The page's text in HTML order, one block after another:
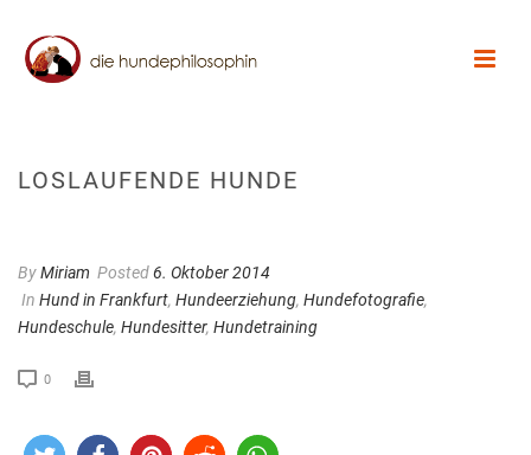
LOSLAUFENDE HUNDE
ByMiriam Posted6. Oktober 2014
In Hund in Frankfurt, Hundeerziehung, Hundefotografie,
Hundeschule, Hundesitter, Hundetraining
0